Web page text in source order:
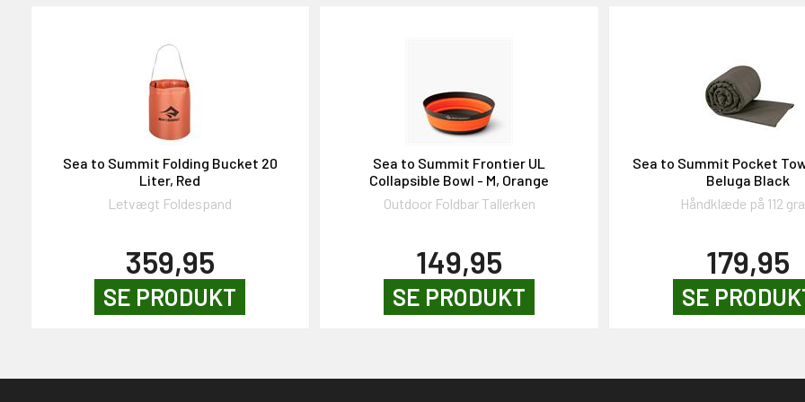
Sea to Summit Folding Bucket 20
Liter, Red
Letvægt Foldespand
359,95
SE PRODUKT
Sea to Summit Frontier UL
Collapsible Bowl - M, Orange
Outdoor Foldbar Tallerken
149,95
SE PRODUKT
Sea to Summit Pocket
Beluga Black
Håndklæde på 112
179,95
SE